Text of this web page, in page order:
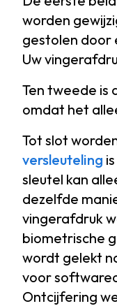
worden
gestolen door
Uw
Ten tweede is
omdat het
Tot slot
versleuteling
sleutel kan
dezelfde
vingerafdruk
biometrische
wordt gelekt
voor
Ontcijfering